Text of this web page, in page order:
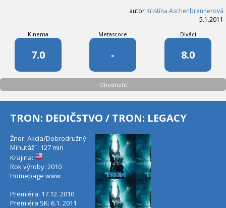
autor Kristína Aschenbrennerová
5.1.2011
Kinema
7.0
Metascore
-
Diváci
8.0
Ohodnotiť
TRON: DEDIČSTVO / TRON: LEGACY
Žner: Akcia/Dobrodružný
Minutáž˝: 127 min
Krajina:
Rok výroby: 2010
Homepage www
Premiéra: 17.12. 2010
Premiéra SK: 6.1. 2011